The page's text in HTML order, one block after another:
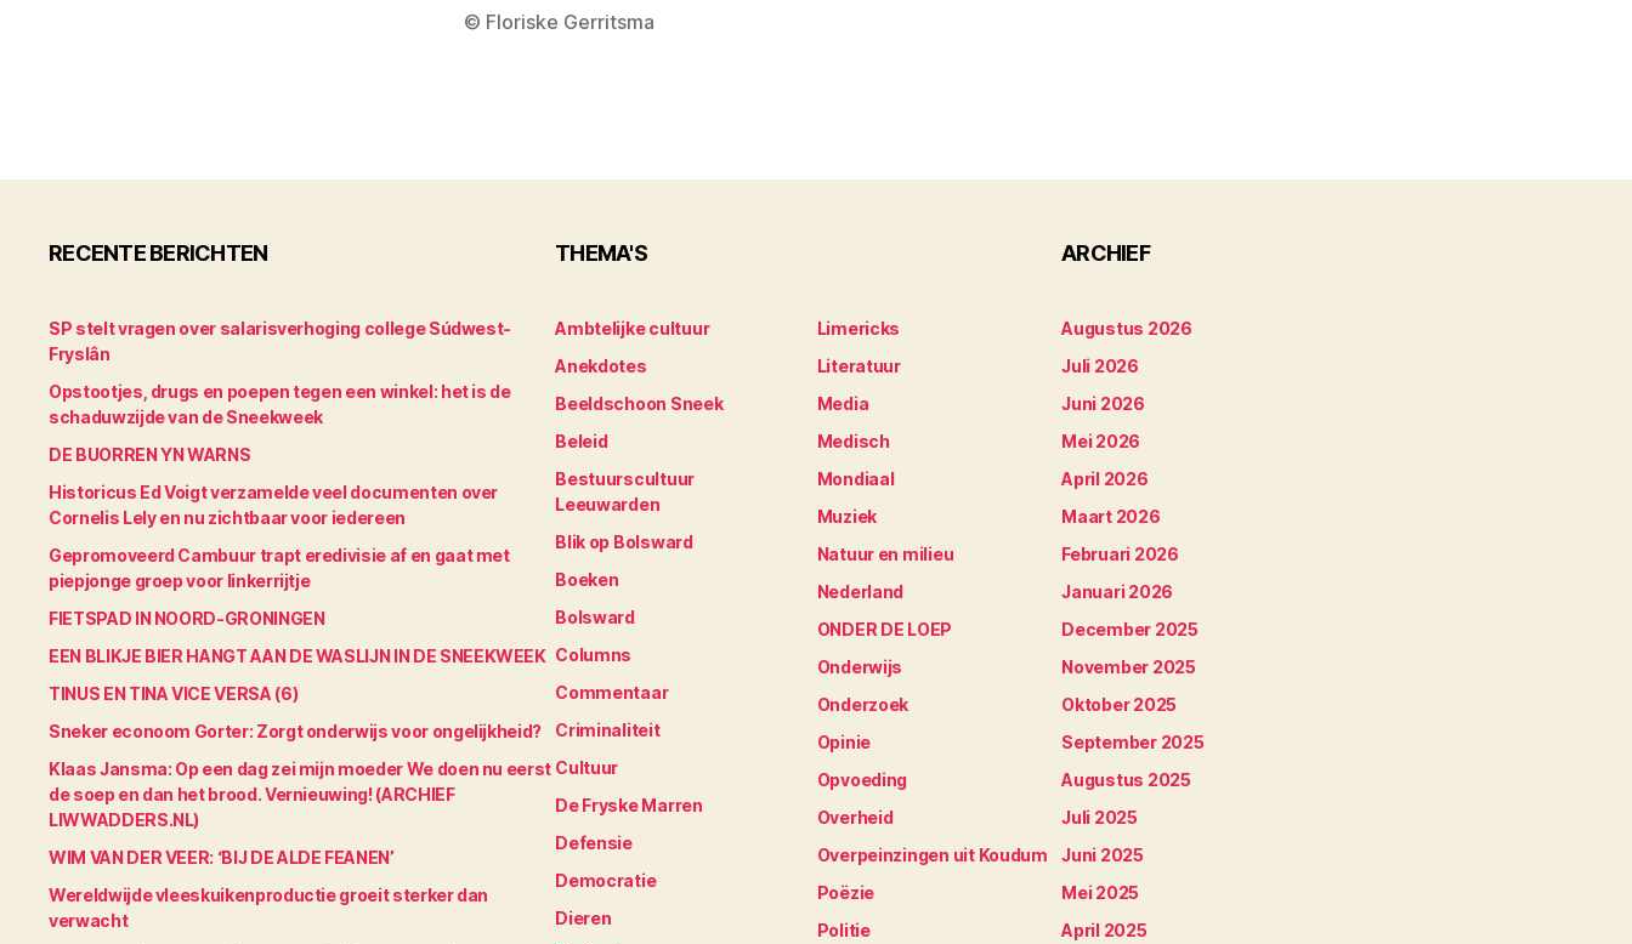
© Floriske Gerritsma
RECENTE BERICHTEN
SP stelt vragen over salarisverhoging college Súdwest-
Fryslân
Opstootjes, drugs en poepen tegen een winkel: het is de
schaduwzijde van de Sneekweek
DE BUORREN YN WARNS
Historicus Ed Voigt verzamelde veel documenten over
Cornelis Lely en nu zichtbaar voor iedereen
Gepromoveerd Cambuur trapt eredivisie af en gaat met
piepjonge groep voor linkerrijtje
FIETSPAD IN NOORD-GRONINGEN
EEN BLIKJE BIER HANGT AAN DE WASLIJN IN DE SNEEKWEEK
TINUS EN TINA VICE VERSA (6)
Sneker econoom Gorter: Zorgt onderwijs voor ongelijkheid?
Klaas Jansma: Op een dag zei mijn moeder We doen nu eerst
de soep en dan het brood. Vernieuwing! (ARCHIEF
LIWWADDERS.NL)
WIM VAN DER VEER: ‘BIJ DE ALDE FEANEN’
Wereldwijde vleeskuikenproductie groeit sterker dan
verwacht
THEMA'S
Ambtelijke cultuur
Anekdotes
Beeldschoon Sneek
Beleid
Bestuurscultuur
Leeuwarden
Blik op Bolsward
Boeken
Bolsward
Columns
Commentaar
Criminaliteit
Cultuur
De Fryske Marren
Defensie
Democratie
Dieren
Limericks
Literatuur
Media
Medisch
Mondiaal
Muziek
Natuur en milieu
Nederland
ONDER DE LOEP
Onderwijs
Onderzoek
Opinie
Opvoeding
Overheid
Overpeinzingen uit Koudum
Poëzie
Politie
ARCHIEF
Augustus 2026
Juli 2026
Juni 2026
Mei 2026
April 2026
Maart 2026
Februari 2026
Januari 2026
December 2025
November 2025
Oktober 2025
September 2025
Augustus 2025
Juli 2025
Juni 2025
Mei 2025
April 2025